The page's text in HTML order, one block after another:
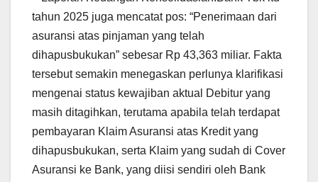
tahun 2025 juga mencatat pos: “Penerimaan dari
asuransi atas pinjaman yang telah
dihapusbukukan” sebesar Rp 43,363 miliar. Fakta
tersebut semakin menegaskan perlunya klarifikasi
mengenai status kewajiban aktual Debitur yang
masih ditagihkan, terutama apabila telah terdapat
pembayaran Klaim Asuransi atas Kredit yang
dihapusbukukan, serta Klaim yang sudah di Cover
Asuransi ke Bank, yang diisi sendiri oleh Bank